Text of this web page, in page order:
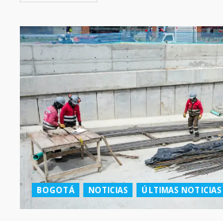
BOGOTÁ NOTICIAS ÚLTIMAS NOTICIAS